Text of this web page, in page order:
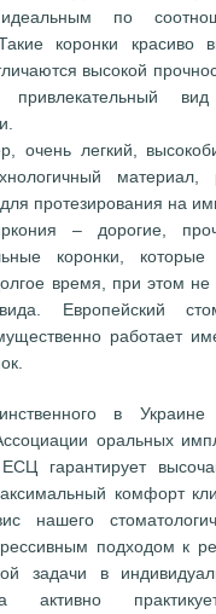
идеальным по
коронки красиво
высокой
привлекательный
очень легкий,
материал,
протезирования на
– дорогие,
коронки, которые
время, при этом не
Европейский
работает
в Украине
оральных
гарантирует
комфорт
нашего
подходом к
задачи в
активно